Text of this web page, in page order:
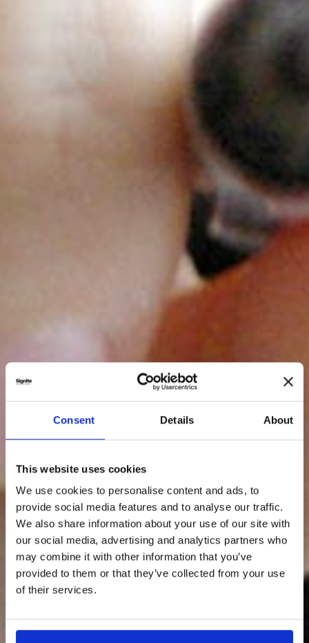
Consent Details About
This website uses cookies
We use cookies to personalise content and ads, to
provide social media features and to analyse our traffic.
We also share information about your use of our site with
our social media, advertising and analytics partners who
may combine it with other information that you’ve
provided to them or that they’ve collected from your use
of their services.